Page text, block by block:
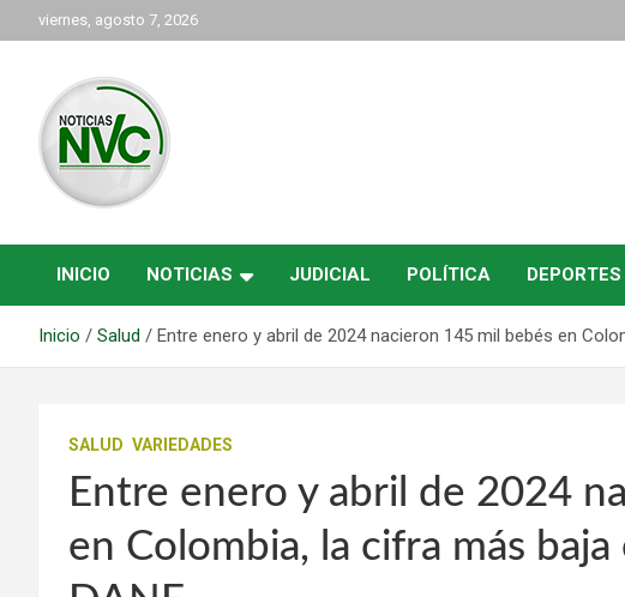
al
viernes, agosto 7, 2026
NVC Noticias
INICIO NOTICIAS JUDICIAL POLÍTICA DEPORTES
Inicio Salud Entre enero y abril de 2024 nacieron 145 mil bebés en
SALUD VARIEDADES
Entre enero y abril de 2024
en Colombia, la cifra más